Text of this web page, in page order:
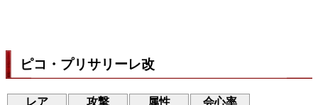
ピコ・プリサリーレ改
レア 攻撃 属性
会心率